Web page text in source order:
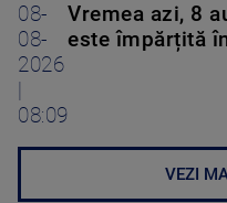
08-
08-
2026
08:09
Vremea azi, 8
este împărțită
VEZI